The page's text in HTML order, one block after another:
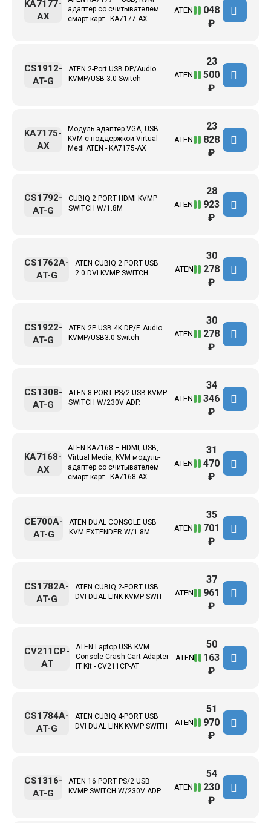
адаптер со считывателем
смарт-карт - KA7177-AX
ATEN
KA7177-
AX
048
₽
ATEN 2-Port USB DP/Audio
KVMP/USB 3.0 Switch
ATEN
CS1912-
AT-G
23
500
₽
Модуль адаптер VGA, USB
KVM с поддержкой Virtual
Medi ATEN - KA7175-AX
ATEN
KA7175-
AX
23
828
₽
CUBIQ 2 PORT HDMI KVMP
SWITCH W/1.8M
ATEN
CS1792-
AT-G
28
923
₽
ATEN CUBIQ 2 PORT USB
2.0 DVI KVMP SWITCH
ATEN
CS1762A-
AT-G
30
278
₽
ATEN 2P USB 4K DP/F. Audio
KVMP/USB3.0 Switch
ATEN
CS1922-
AT-G
30
278
₽
ATEN 8 PORT PS/2 USB KVMP
SWITCH W/230V ADP.
ATEN
CS1308-
AT-G
34
346
₽
ATEN KA7168 – HDMI, USB,
Virtual Media, KVM модуль-
адаптер со считывателем
смарт карт - KA7168-AX
ATEN
KA7168-
AX
31
470
₽
ATEN DUAL CONSOLE USB
KVM EXTENDER W/1.8M
ATEN
CE700A-
AT-G
35
701
₽
ATEN CUBIQ 2-PORT USB
DVI DUAL LINK KVMP SWIT
ATEN
CS1782A-
AT-G
37
961
₽
ATEN Laptop USB KVM
Console Crash Cart Adapter
IT Kit - CV211CP-AT
ATEN
CV211CP-
AT
50
163
₽
ATEN CUBIQ 4-PORT USB
DVI DUAL LINK KVMP SWITH
ATEN
CS1784A-
AT-G
51
970
₽
ATEN 16 PORT PS/2 USB
KVMP SWITCH W/230V ADP.
ATEN
CS1316-
AT-G
54
230
₽